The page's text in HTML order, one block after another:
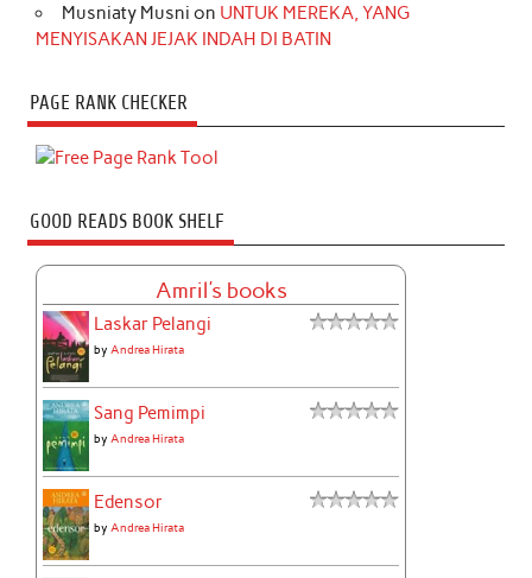
Musniaty Musni on UNTUK MEREKA, YANG
MENYISAKAN JEJAK INDAH DI BATIN
PAGE RANK CHECKER
GOOD READS BOOK SHELF
Amril's books
Laskar Pelangi
by Andrea Hirata
Sang Pemimpi
by Andrea Hirata
Edensor
by Andrea Hirata